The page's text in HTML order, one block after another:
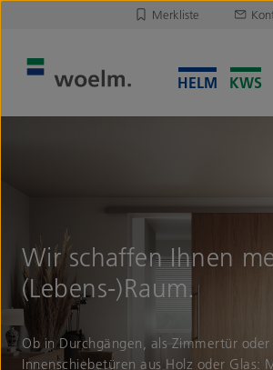
Merkliste
Wir schaffen Ihnen
(Lebens-)Raum.
Ob in Durchgängen, als Zimmertür
Innenschiebetüren aus Holz oder Glas: